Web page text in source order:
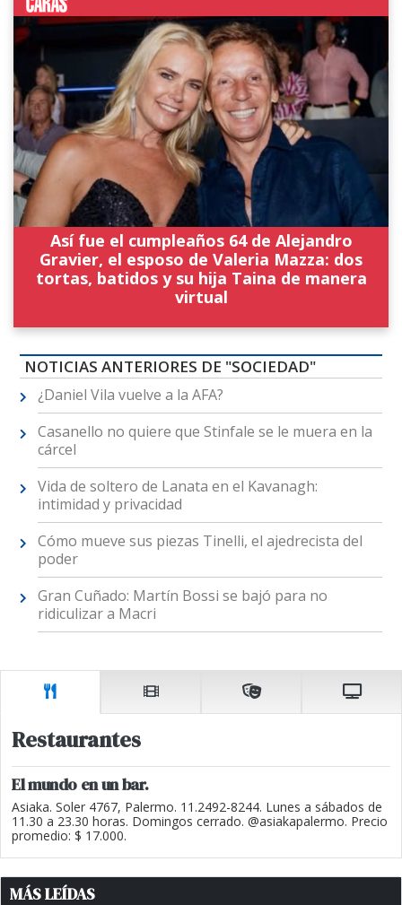
Así fue el cumpleaños 64 de Alejandro
Gravier, el esposo de Valeria Mazza: dos
tortas, batidos y su hija Taina de manera
virtual
NOTICIAS ANTERIORES DE "SOCIEDAD"
¿Daniel Vila vuelve a la AFA?
Casanello no quiere que Stinfale se le muera en la
cárcel
Vida de soltero de Lanata en el Kavanagh:
intimidad y privacidad
Cómo mueve sus piezas Tinelli, el ajedrecista del
poder
Gran Cuñado: Martín Bossi se bajó para no
ridiculizar a Macri
Restaurantes
El mundo en un bar.
Asiaka. Soler 4767, Palermo. 11.2492-8244. Lunes a sábados de
11.30 a 23.30 horas. Domingos cerrado. @asiakapalermo. Precio
promedio: $ 17.000.
MÁS LEÍDAS